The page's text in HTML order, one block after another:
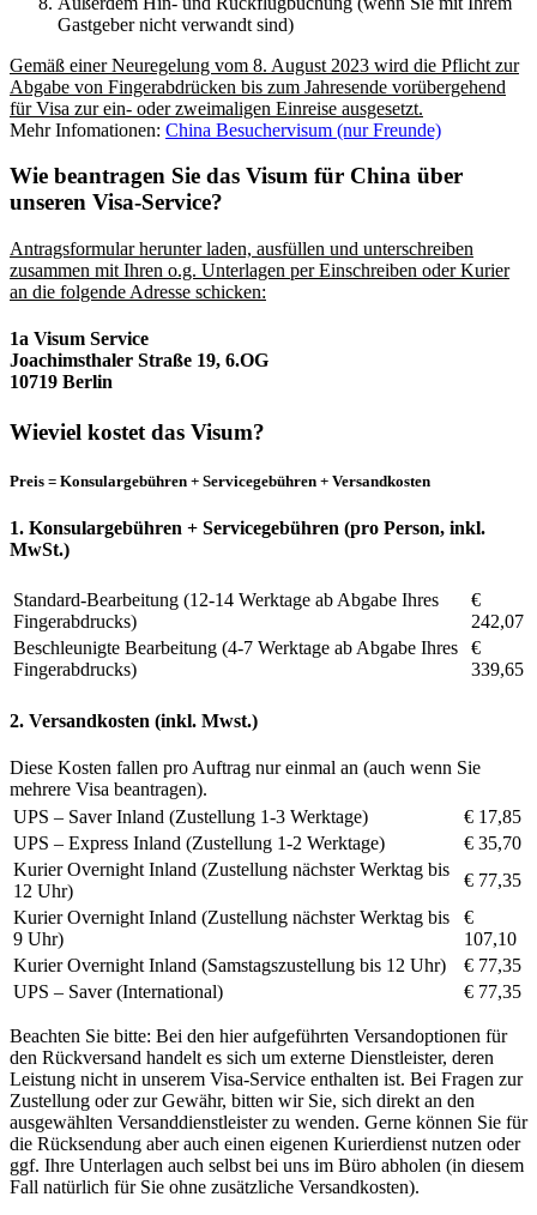
Gastgeber nicht verwandt sind)
Gemäß einer Neuregelung vom 8. August 2023 wird die Pflicht zur
Abgabe von Fingerabdrücken bis zum Jahresende vorübergehend
für Visa zur ein- oder zweimaligen Einreise ausgesetzt.
Mehr Infomationen: China Besuchervisum (nur Freunde)
Wie beantragen Sie das Visum für China über
unseren Visa-Service?
Antragsformular herunter laden, ausfüllen und unterschreiben
zusammen mit Ihren o.g. Unterlagen per Einschreiben oder Kurier
an die folgende Adresse schicken:
1a Visum Service
Joachimsthaler Straße 19, 6.OG
10719 Berlin
Wieviel kostet das Visum?
Preis = Konsulargebühren + Servicegebühren + Versandkosten
1. Konsulargebühren + Servicegebühren (pro Person, inkl.
MwSt.)
Standard-Bearbeitung (12-14 Werktage ab Abgabe Ihres
Fingerabdrucks)
€
242,07
Beschleunigte Bearbeitung (4-7 Werktage ab Abgabe Ihres
Fingerabdrucks)
€
339,65
2. Versandkosten (inkl. Mwst.)
Diese Kosten fallen pro Auftrag nur einmal an (auch wenn Sie
mehrere Visa beantragen).
UPS – Saver Inland (Zustellung 1-3 Werktage)
€ 17,85
UPS – Express Inland (Zustellung 1-2 Werktage)
€ 35,70
Kurier Overnight Inland (Zustellung nächster Werktag bis
12 Uhr)
€ 77,35
Kurier Overnight Inland (Zustellung nächster Werktag bis
9 Uhr)
€
107,10
Kurier Overnight Inland (Samstagszustellung bis 12 Uhr)
€ 77,35
UPS – Saver (International)
€ 77,35
Beachten Sie bitte: Bei den hier aufgeführten Versandoptionen für
den Rückversand handelt es sich um externe Dienstleister, deren
Leistung nicht in unserem Visa-Service enthalten ist. Bei Fragen zur
Zustellung oder zur Gewähr, bitten wir Sie, sich direkt an den
ausgewählten Versanddienstleister zu wenden. Gerne können Sie für
die Rücksendung aber auch einen eigenen Kurierdienst nutzen oder
ggf. Ihre Unterlagen auch selbst bei uns im Büro abholen (in diesem
Fall natürlich für Sie ohne zusätzliche Versandkosten).